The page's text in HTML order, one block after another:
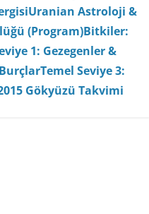
Uranian Astroloji &
(Program)Bitkiler:
1: Gezegenler &
Temel Seviye 3:
Gökyüzü Takvimi